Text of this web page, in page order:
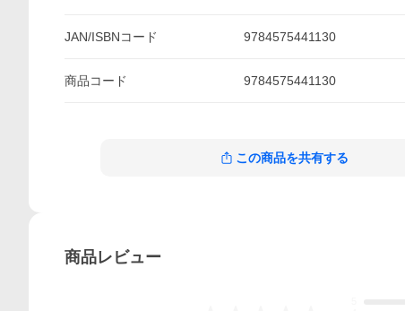
JAN/ISBNコード 9784575441130
商品コード 9784575441130
この商品を共有する
商品レビュー